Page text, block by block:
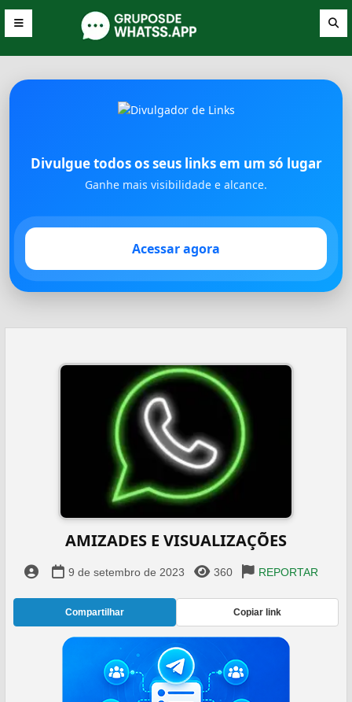
Divulgue todos os seus links em um só lugar
Ganhe mais visibilidade e alcance.
Acessar agora
AMIZADES E VISUALIZAÇÕES
9 de setembro de 2023 360 REPORTAR
Compartilhar Copiar link